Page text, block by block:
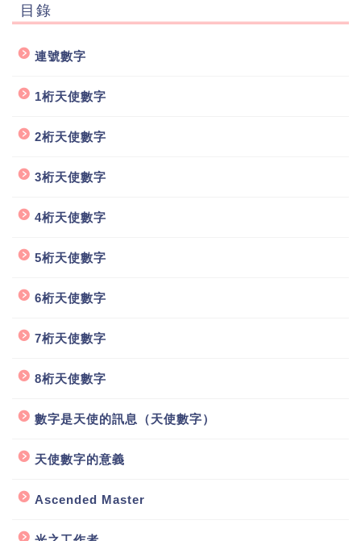
目錄
連號數字
1桁天使數字
2桁天使數字
3桁天使數字
4桁天使數字
5桁天使數字
6桁天使數字
7桁天使數字
8桁天使數字
數字是天使的訊息（天使數字）
天使數字的意義
Ascended Master